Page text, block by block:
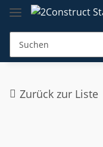
Zurück zur Liste